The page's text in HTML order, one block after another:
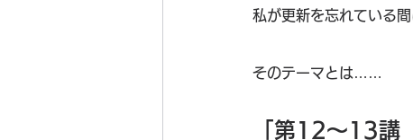
私が更新を忘れている
そのテーマとは……
「第12～13講